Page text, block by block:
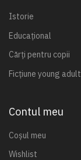
Istorie
Educațional
Cărți pentru copii
Ficțiune young adult
Contul meu
Coșul meu
Wishlist